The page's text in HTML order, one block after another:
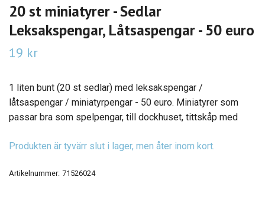
20 st miniatyrer - Sedlar
Leksakspengar, Låtsaspengar - 50 euro
19 kr
1 liten bunt (20 st sedlar) med leksakspengar /
låtsaspengar / miniatyrpengar - 50 euro. Miniatyrer som
passar bra som spelpengar, till dockhuset, tittskåp med
Produkten är tyvärr slut i lager, men åter inom kort.
Artikelnummer: 71526024